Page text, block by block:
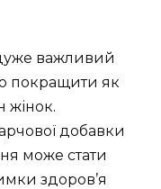
важливий
покращити як
жінок.
добавки
може стати
здоров’я